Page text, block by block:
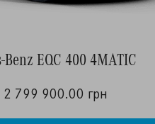
Benz EQC 400 4MATIC
2 799 900.00 грн